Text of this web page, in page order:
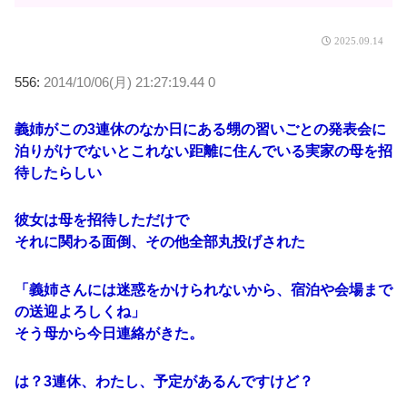
2025.09.14
556: 2014/10/06(月) 21:27:19.44 0
義姉がこの3連休のなか日にある甥の習いごとの発表会に
泊りがけでないとこれない距離に住んでいる実家の母を招
待したらしい
彼女は母を招待しただけで
それに関わる面倒、その他全部丸投げされた
「義姉さんには迷惑をかけられないから、宿泊や会場まで
の送迎よろしくね」
そう母から今日連絡がきた。
は？3連休、わたし、予定があるんですけど？